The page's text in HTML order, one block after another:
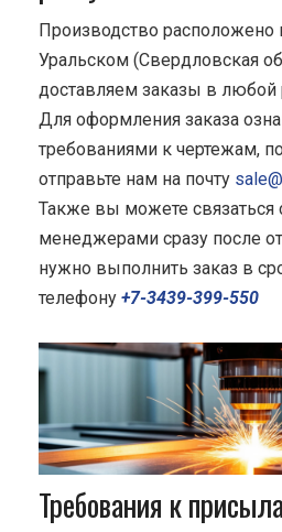
Производство расположено
Уральском (Свердловская
доставляем заказы в любой
Для оформления заказа
требованиями к чертежам,
отправьте нам на почту
Также вы можете
менеджерами сразу после
нужно выполнить заказ в
телефону +7-3439-399-550
Требования к